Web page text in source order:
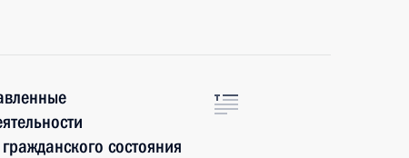
состояния